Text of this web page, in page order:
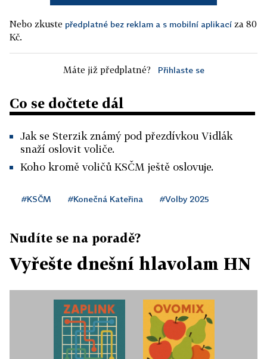
Nebo zkuste předplatné bez reklam a s mobilní aplikací za 80
Kč.
Máte již předplatné? Přihlaste se
Co se dočtete dál
Jak se Sterzik známý pod přezdívkou Vidlák
snaží oslovit voliče.
Koho kromě voličů KSČM ještě oslovuje.
#KSČM #Konečná Kateřina #Volby 2025
Nudíte se na poradě?
Vyřešte dnešní hlavolam HN